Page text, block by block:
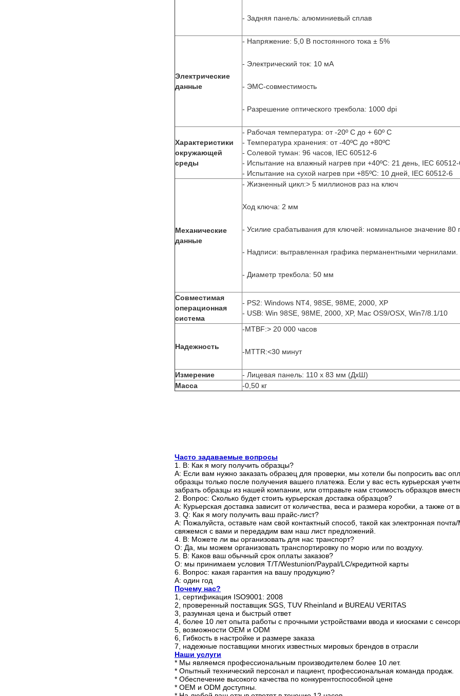
- Задняя панель: алюминиевый сплав
Электрические
данные
- Напряжение: 5,0 В постоянного тока ± 5%
- Электрический ток: 10 мА
- ЭМС-совместимость
- Разрешение оптического трекбола: 1000 dpi
Характеристики
окружающей
среды
- Рабочая температура: от -20º C до + 60º C
- Температура хранения: от -40ºC до +80ºC
- Солевой туман: 96 часов, IEC 60512-6
- Испытание на влажный нагрев при +40ºC: 21 день, IEC
- Испытание на сухой нагрев при +85ºC: 10 дней, IEC 60512-6
Механические
данные
- Жизненный цикл:> 5 миллионов раз на ключ
Ход ключа: 2 мм
- Усилие срабатывания для ключей: номинальное значение 80
- Надписи: вытравленная графика перманентными чернилами.
- Диаметр трекбола: 50 мм
Совместимая
операционная
система
- PS2: Windows NT4, 98SE, 98ME, 2000, XP
- USB: Win 98SE, 98ME, 2000, XP, Mac OS9/OSX, Win7/8.1/10
Надежность
-MTBF:> 20 000 часов
-MTTR:<30 минут
Измерение
- Лицевая панель: 110 х 83 мм (ДхШ)
Масса
-0,50 кг
Часто задаваемые вопросы
1. В: Как я могу получить образцы?
A: Если вам нужно заказать образец для проверки, мы хотели бы попросить вас
образцы только после получения вашего платежа. Если у вас есть курьерская
забрать образцы из нашей компании, или отправьте нам стоимость образцов
2. Вопрос: Сколько будет стоить курьерская доставка образцов?
A: Курьерская доставка зависит от количества, веса и размера коробки, а также от
3. Q: Как я могу получить ваш прайс-лист?
A: Пожалуйста, оставьте нам свой контактный способ, такой как электронная
свяжемся с вами и передадим вам наш лист предложений.
4. В: Можете ли вы организовать для нас транспорт?
О: Да, мы можем организовать транспортировку по морю или по воздуху.
5. В: Каков ваш обычный срок оплаты заказов?
О: мы принимаем условия T/T/Westunion/Paypal/LC/кредитной карты
6. Вопрос: какая гарантия на вашу продукцию?
А: один год
Почему нас?
1, сертификация ISO9001: 2008
2, проверенный поставщик SGS, TUV Rheinland и BUREAU VERITAS
3, разумная цена и быстрый ответ
4, более 10 лет опыта работы с прочными устройствами ввода и киосками с
5, возможности OEM и ODM
6, Гибкость в настройке и размере заказа
7, надежные поставщики многих известных мировых брендов в отрасли
Наши услуги
* Мы являемся профессиональным производителем более 10 лет.
* Опытный технический персонал и пациент, профессиональная команда продаж.
* Обеспечение высокого качества по конкурентоспособной цене
* OEM и ODM доступны.